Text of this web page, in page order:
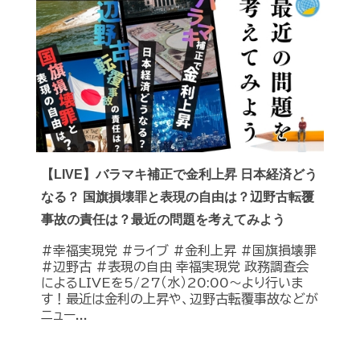
【LIVE】バラマキ補正で金利上昇 日本経済どう
なる？ 国旗損壊罪と表現の自由は？辺野古転覆
事故の責任は？最近の問題を考えてみよう
#幸福実現党 #ライブ #金利上昇 #国旗損壊罪
#辺野古 #表現の自由 幸福実現党 政務調査会
によるLIVEを5/27（水）20:00〜より行いま
す！最近は金利の上昇や、辺野古転覆事故などが
ニュー...